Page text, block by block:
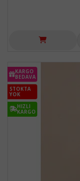
KARGO
BEDAVA
STOKTA
YOK
HIZLI
KARGO